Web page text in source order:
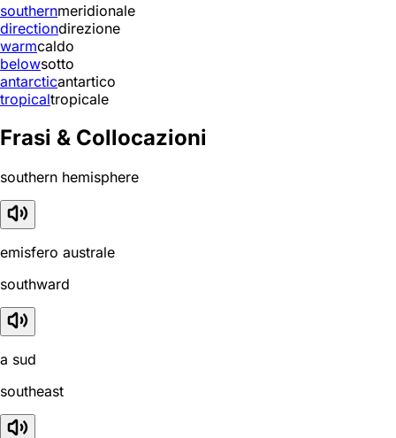
southernmeridionale
directiondirezione
warmcaldo
belowsotto
antarcticantartico
tropicaltropicale
Frasi & Collocazioni
southern hemisphere
emisfero australe
southward
a sud
southeast